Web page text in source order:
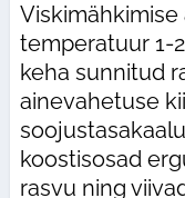
temperatuur 1-
keha sunnitud
ainevahetuse
koostisosad
rasvu ning